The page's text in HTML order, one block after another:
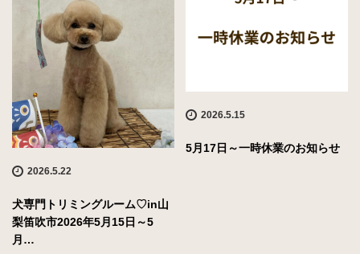
2026.5.22
犬専門トリミングルーム♡in山
梨笛吹市2026年5月15日～5
月…
2026.5.15
5月17日～一時休業のお知らせ